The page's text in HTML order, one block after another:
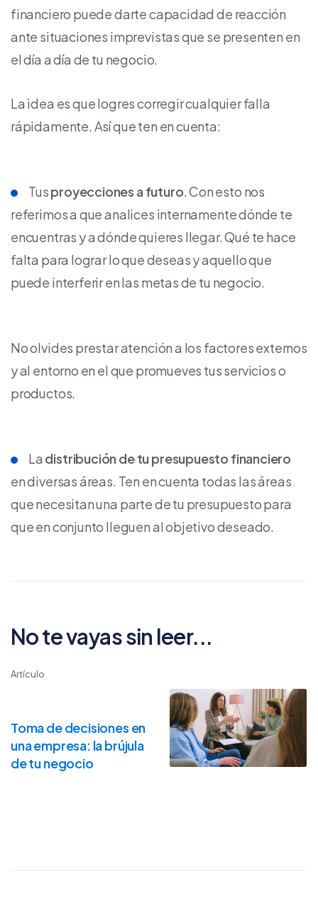
financiero puede darte capacidad de reacción
ante situaciones imprevistas que se presenten en
el día a día de tu negocio.
La idea es que logres corregir cualquier falla
rápidamente. Así que ten en cuenta:
Tusproyecciones a futuro. Con esto nos
referimos a que analices internamente dónde te
encuentras y a dónde quieres llegar. Qué te hace
falta para lograr lo que deseas y aquello que
puede interferir en las metas de tu negocio.
No olvides prestar atención a los factores externos
y al entorno en el que promueves tus servicios o
productos.
La distribución de tu presupuesto financiero
en diversas áreas. Ten en cuenta todas las áreas
que necesitan una parte de tu presupuesto para
que en conjunto lleguen al objetivo deseado.
No te vayas sin leer...
Artículo
Toma de decisiones en
una empresa: la brújula
de tu negocio